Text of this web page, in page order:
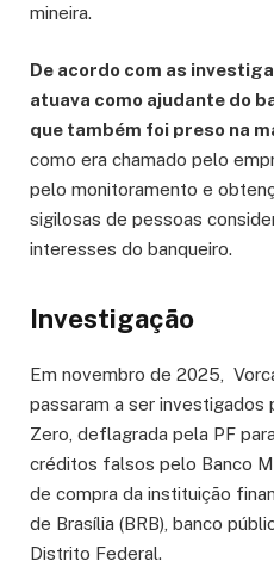
mineira.
De acordo com as
atuava como ajudante do
que também foi preso na
como era chamado pelo
pelo monitoramento e
sigilosas de pessoas
interesses do banqueiro.
Investigação
Em novembro de 2025,
passaram a ser investigados
Zero, deflagrada pela PF
créditos falsos pelo Banco
de compra da instituição
de Brasília (BRB), banco
Distrito Federal.